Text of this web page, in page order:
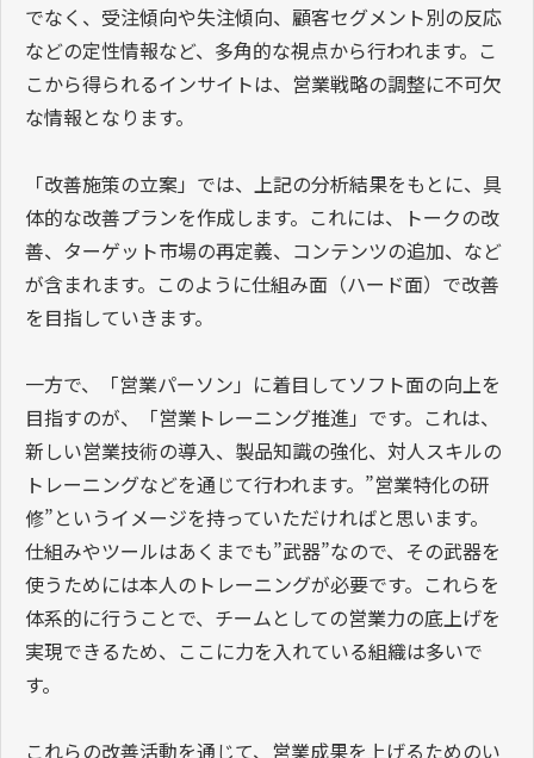
でなく、受注傾向や失注傾向、顧客セグメント別の反応
などの定性情報など、多角的な視点から行われます。こ
こから得られるインサイトは、営業戦略の調整に不可欠
な情報となります。
「改善施策の立案」では、上記の分析結果をもとに、具
体的な改善プランを作成します。これには、トークの改
善、ターゲット市場の再定義、コンテンツの追加、など
が含まれます。このように仕組み面（ハード面）で改善
を目指していきます。
一方で、「営業パーソン」に着目してソフト面の向上を
目指すのが、「営業トレーニング推進」です。これは、
新しい営業技術の導入、製品知識の強化、対人スキルの
トレーニングなどを通じて行われます。”営業特化の研
修”というイメージを持っていただければと思います。
仕組みやツールはあくまでも”武器”なので、その武器を
使うためには本人のトレーニングが必要です。これらを
体系的に行うことで、チームとしての営業力の底上げを
実現できるため、ここに力を入れている組織は多いで
す。
これらの改善活動を通じて、営業成果を上げるためのい